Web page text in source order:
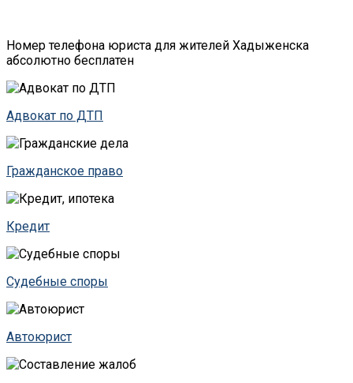
Номер телефона юриста для жителей Хадыженска
абсолютно бесплатен
Адвокат по ДТП
Гражданское право
Кредит
Судебные споры
Автоюрист